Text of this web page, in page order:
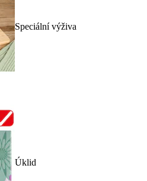
Speciální výživa
Úklid